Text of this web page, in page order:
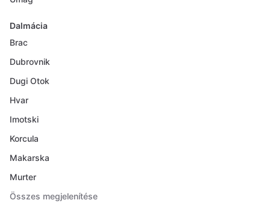
Dalmácia
Brac
Dubrovnik
Dugi Otok
Hvar
Imotski
Korcula
Makarska
Murter
Összes megjelenítése